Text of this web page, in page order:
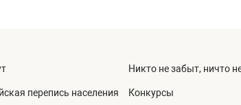
перепись населения
Никто не забыт, ничто
Конкурсы